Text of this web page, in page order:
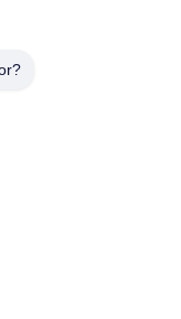
RK3288 350nits